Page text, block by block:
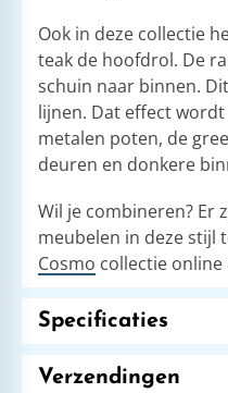
Ook in deze collectie
teak de hoofdrol. De
schuin naar binnen.
lijnen. Dat effect
metalen poten, de
deuren en donkere
Wil je combineren? Er
meubelen in deze stijl
Cosmo collectie
Specificaties
Verzendingen